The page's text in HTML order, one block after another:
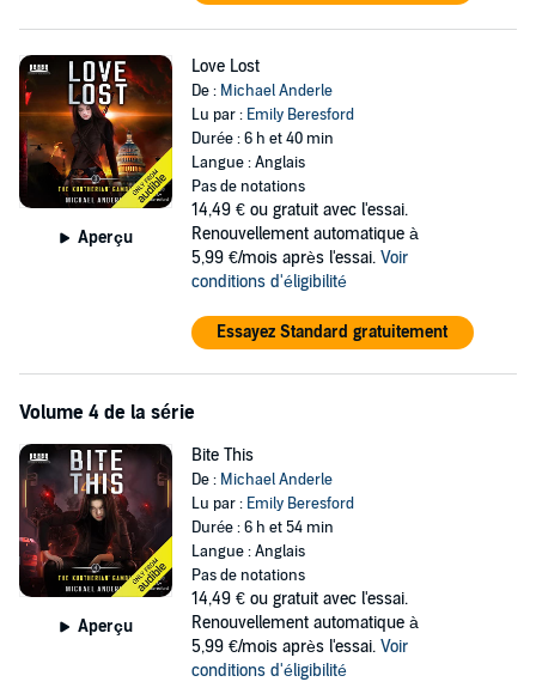
Aperçu
Love Lost
De : Michael Anderle
Lu par : Emily Beresford
Durée : 6 h et 40 min
Langue : Anglais
Pas de notations
14,49 € ou gratuit avec l'essai.
Renouvellement automatique à
5,99 €/mois après l'essai. Voir
conditions d'éligibilité
Essayez Standard gratuitement
Volume 4 de la série
Aperçu
Bite This
De : Michael Anderle
Lu par : Emily Beresford
Durée : 6 h et 54 min
Langue : Anglais
Pas de notations
14,49 € ou gratuit avec l'essai.
Renouvellement automatique à
5,99 €/mois après l'essai. Voir
conditions d'éligibilité